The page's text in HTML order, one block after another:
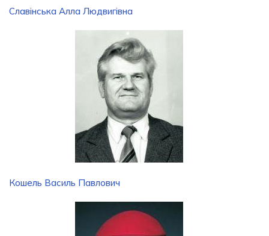
Славінська Алла Людвигівна
Кошель Василь Павлович